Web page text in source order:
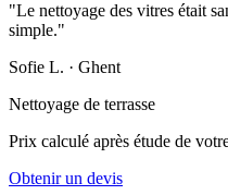
"Le nettoyage des vitres était
simple."
Sofie L. · Ghent
Nettoyage de terrasse
Prix calculé après étude de
Obtenir un devis